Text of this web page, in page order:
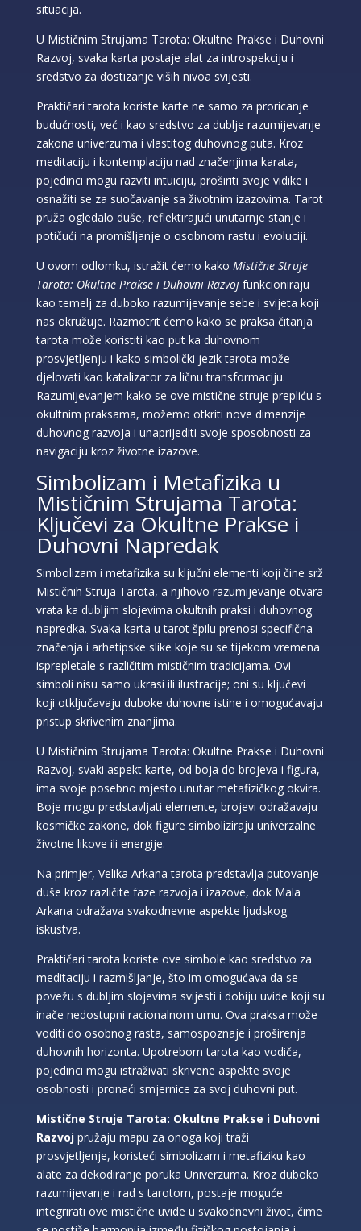
situacija.
U Mističnim Strujama Tarota: Okultne Prakse i Duhovni
Razvoj, svaka karta postaje alat za introspekciju i
sredstvo za dostizanje viših nivoa svijesti.
Praktičari tarota koriste karte ne samo za proricanje
budućnosti, već i kao sredstvo za dublje razumijevanje
zakona univerzuma i vlastitog duhovnog puta. Kroz
meditaciju i kontemplaciju nad značenjima karata,
pojedinci mogu razviti intuiciju, proširiti svoje vidike i
osnažiti se za suočavanje sa životnim izazovima. Tarot
pruža ogledalo duše, reflektirajući unutarnje stanje i
potičući na promišljanje o osobnom rastu i evoluciji.
U ovom odlomku, istražit ćemo kako Mistične Struje
Tarota: Okultne Prakse i Duhovni Razvojfunkcioniraju
kao temelj za duboko razumijevanje sebe i svijeta koji
nas okružuje. Razmotrit ćemo kako se praksa čitanja
tarota može koristiti kao put ka duhovnom
prosvjetljenju i kako simbolički jezik tarota može
djelovati kao katalizator za ličnu transformaciju.
Razumijevanjem kako se ove mistične struje prepliću s
okultnim praksama, možemo otkriti nove dimenzije
duhovnog razvoja i unaprijediti svoje sposobnosti za
navigaciju kroz životne izazove.
Simbolizam i Metafizika u
Mističnim Strujama Tarota:
Ključevi za Okultne Prakse i
Duhovni Napredak
Simbolizam i metafizika su ključni elementi koji čine srž
Mističnih Struja Tarota, a njihovo razumijevanje otvara
vrata ka dubljim slojevima okultnih praksi i duhovnog
napredka. Svaka karta u tarot špilu prenosi specifična
značenja i arhetipske slike koje su se tijekom vremena
isprepletale s različitim mističnim tradicijama. Ovi
simboli nisu samo ukrasi ili ilustracije; oni su ključevi
koji otključavaju duboke duhovne istine i omogućavaju
pristup skrivenim znanjima.
U Mističnim Strujama Tarota: Okultne Prakse i Duhovni
Razvoj, svaki aspekt karte, od boja do brojeva i figura,
ima svoje posebno mjesto unutar metafizičkog okvira.
Boje mogu predstavljati elemente, brojevi odražavaju
kosmičke zakone, dok figure simboliziraju univerzalne
životne likove ili energije.
Na primjer, Velika Arkana tarota predstavlja putovanje
duše kroz različite faze razvoja i izazove, dok Mala
Arkana odražava svakodnevne aspekte ljudskog
iskustva.
Praktičari tarota koriste ove simbole kao sredstvo za
meditaciju i razmišljanje, što im omogućava da se
povežu s dubljim slojevima svijesti i dobiju uvide koji su
inače nedostupni racionalnom umu. Ova praksa može
voditi do osobnog rasta, samospoznaje i proširenja
duhovnih horizonta. Upotrebom tarota kao vodiča,
pojedinci mogu istraživati skrivene aspekte svoje
osobnosti i pronaći smjernice za svoj duhovni put.
Mistične Struje Tarota: Okultne Prakse i Duhovni
Razvojpružaju mapu za onoga koji traži
prosvjetljenje, koristeći simbolizam i metafiziku kao
alate za dekodiranje poruka Univerzuma. Kroz duboko
razumijevanje i rad s tarotom, postaje moguće
integrirati ove mistične uvide u svakodnevni život, čime